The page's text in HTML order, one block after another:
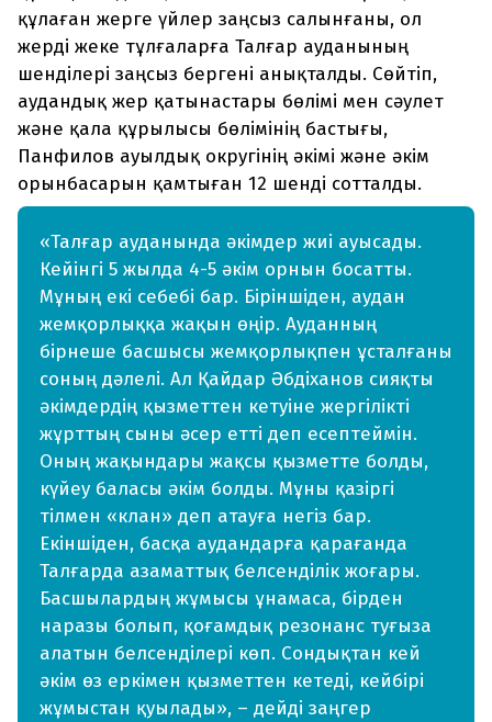
құлаған жерге үйлер заңсыз салынғаны, ол
жерді жеке тұлғаларға Талғар ауданының
шенділері заңсыз бергені анықталды. Сөйтіп,
аудандық жер қатынастары бөлімі мен сәулет
және қала құрылысы бөлімінің бастығы,
Панфилов ауылдық округінің әкімі және әкім
орынбасарын қамтыған 12 шенді сотталды.
«Талғар ауданында әкімдер жиі ауысады.
Кейінгі 5 жылда 4-5 әкім орнын босатты.
Мұның екі себебі бар. Біріншіден, аудан
жемқорлыққа жақын өңір. Ауданның
бірнеше басшысы жемқорлықпен ұсталғаны
соның дәлелі. Ал Қайдар Әбдіханов сияқты
әкімдердің қызметтен кетуіне жергілікті
жұрттың сыны әсер етті деп есептеймін.
Оның жақындары жақсы қызметте болды,
күйеу баласы әкім болды. Мұны қазіргі
тілмен «клан» деп атауға негіз бар.
Екіншіден, басқа аудандарға қарағанда
Талғарда азаматтық белсенділік жоғары.
Басшылардың жұмысы ұнамаса, бірден
наразы болып, қоғамдық резонанс туғыза
алатын белсенділері көп. Сондықтан кей
әкім өз еркімен қызметтен кетеді, кейбірі
жұмыстан қуылады», – дейді заңгер